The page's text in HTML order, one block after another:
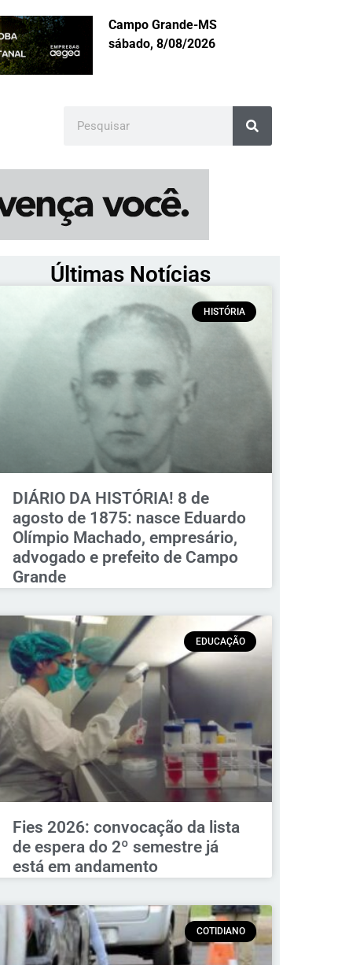
Campo Grande-MS
sábado, 8/08/2026
Últimas Notícias
HISTÓRIA
DIÁRIO DA HISTÓRIA! 8 de
agosto de 1875: nasce Eduardo
Olímpio Machado, empresário,
advogado e prefeito de Campo
Grande
EDUCAÇÃO
Fies 2026: convocação da lista
de espera do 2º semestre já
está em andamento
COTIDIANO